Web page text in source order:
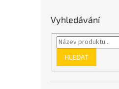
Vyhledávání
HLEDAT